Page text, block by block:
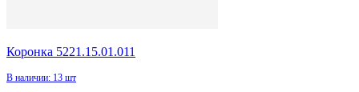
Коронка 5221.15.01.011
В наличии: 13 шт